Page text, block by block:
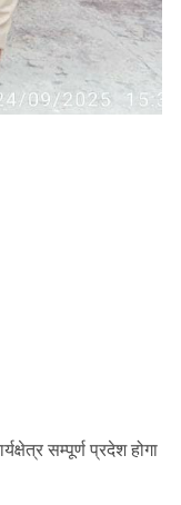
सम्पूर्ण प्रदेश होगा